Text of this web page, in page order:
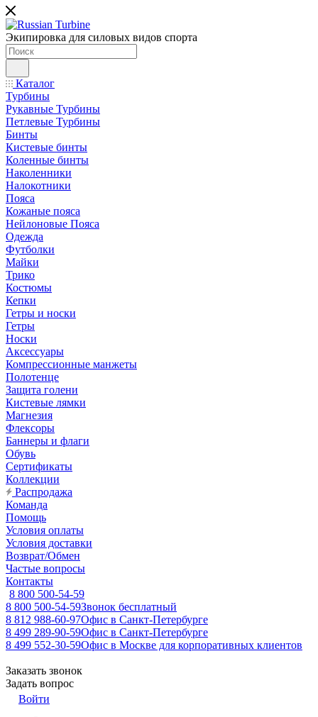
Экипировка для силовых видов спорта
Каталог
Турбины
Рукавные Турбины
Петлевые Турбины
Бинты
Кистевые бинты
Коленные бинты
Наколенники
Налокотники
Пояса
Кожаные пояса
Нейлоновые Пояса
Одежда
Футболки
Майки
Трико
Костюмы
Кепки
Гетры и носки
Гетры
Носки
Аксессуары
Компрессионные манжеты
Полотенце
Защита голени
Кистевые лямки
Магнезия
Флексоры
Баннеры и флаги
Обувь
Сертификаты
Коллекции
Распродажа
Команда
Помощь
Условия оплаты
Условия доставки
Возврат/Обмен
Частые вопросы
Контакты
8 800 500-54-59
8 800 500-54-59Звонок бесплатный
8 812 988-60-97Офис в Санкт-Петербурге
8 499 289-90-59Офис в Санкт-Петербурге
8 499 552-30-59Офис в Москве для корпоративных клиентов
Заказать звонок
Задать вопрос
Войти